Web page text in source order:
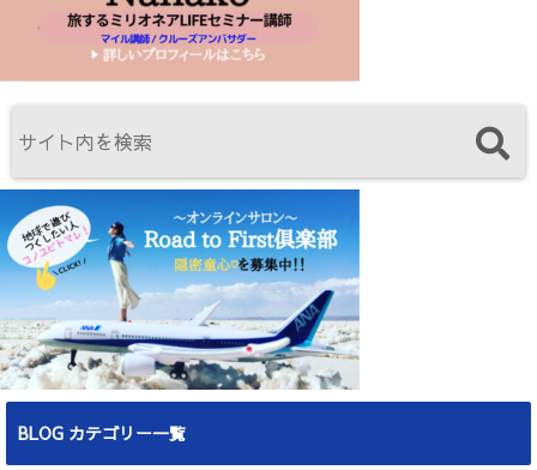
BLOG カテゴリー一覧